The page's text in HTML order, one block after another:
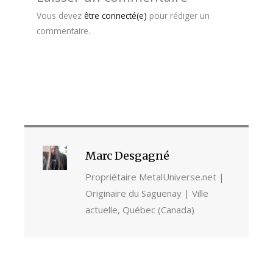
Vous devez être connecté(e) pour rédiger un
commentaire.
Marc Desgagné
Propriétaire MetalUniverse.net |
Originaire du Saguenay | Ville
actuelle, Québec (Canada)